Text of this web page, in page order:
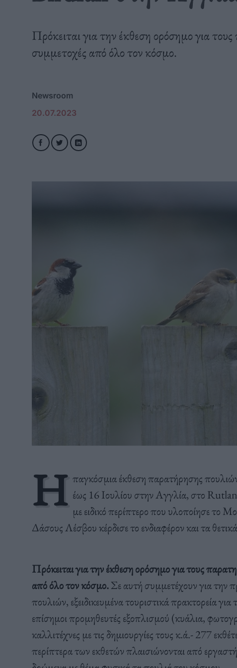
Πρόκειται για την έκθεση ορόσημο για
συμμετοχές από όλο τον κόσμο.
Newsroom
20.07.2023
H παγκόσμια έκθεση παρατήρησης
έως 16 Ιουλίου στην Αγγλία, στο
με ειδικό περίπτερο που υλοποίησε το
Δάσους Λέσβου κέρδισε το ενδιαφέρον και τα
Πρόκειται για την έκθεση ορόσημο για τους
από όλο τον κόσμο.Σε αυτή συμμετέχουν για την
πουλιών, εξειδικευμένα τουριστικά πρακτορεία
επίσημοι προμηθευτές εξοπλισμού (κυάλια,
καλλιτέχνες με τις δημιουργίες τους κ.ά.- 277
περίπτερα των εκθετών πλαισιώνονται από